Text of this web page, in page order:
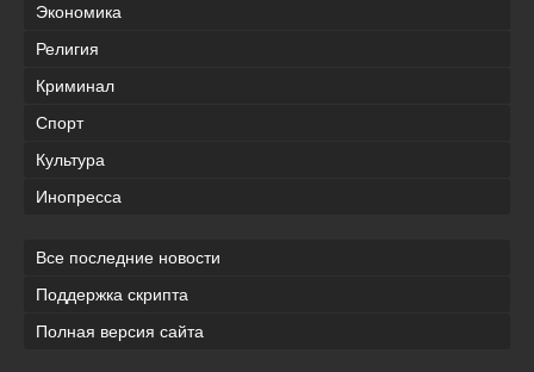
Экономика
Религия
Криминал
Спорт
Культура
Инопресса
Все последние новости
Поддержка скрипта
Полная версия сайта